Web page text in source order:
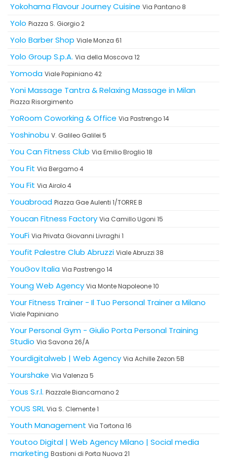
Yokohama Flavour Journey Cuisine Via Pantano 8
Yolo Piazza S. Giorgio 2
Yolo Barber Shop Viale Monza 61
Yolo Group S.p.A. Via della Moscova 12
Yomoda Viale Papiniano 42
Yoni Massage Tantra & Relaxing Massage in Milan
Piazza Risorgimento
YoRoom Coworking & Office Via Pastrengo 14
Yoshinobu V. Galileo Galilei 5
You Can Fitness Club Via Emilio Broglio 18
You Fit Via Bergamo 4
You Fit Via Airolo 4
Youabroad Piazza Gae Aulenti 1/TORRE B
Youcan Fitness Factory Via Camillo Ugoni 15
YouFi Via Privata Giovanni Livraghi 1
Youfit Palestre Club Abruzzi Viale Abruzzi 38
YouGov Italia Via Pastrengo 14
Young Web Agency Via Monte Napoleone 10
Your Fitness Trainer - Il Tuo Personal Trainer a Milano
Viale Papiniano
Your Personal Gym - Giulio Porta Personal Training
Studio Via Savona 26/A
Yourdigitalweb | Web Agency Via Achille Zezon 5B
Yourshake Via Valenza 5
Yous S.r.l. Piazzale Biancamano 2
YOUS SRL Via S. Clemente 1
Youth Management Via Tortona 16
Youtoo Digital | Web Agency Milano | Social media
marketing Bastioni di Porta Nuova 21